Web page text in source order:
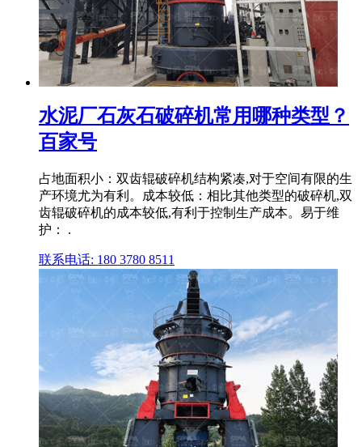
水泥厂石灰石破碎机常用哪种类型？
百家号
占地面积小：双齿辊破碎机结构紧凑,对于空间有限的生
产环境尤为有利。成本较低：相比其他类型的破碎机,双
齿辊破碎机的成本较低,有利于控制生产成本。易于维
护： .
联系电话: 180 3780 8511